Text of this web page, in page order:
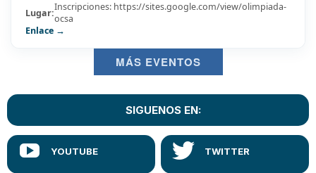
Lugar:Inscripciones: https://sites.google.com/view/olimpiada-
ocsa
Enlace →
MÁS EVENTOS
SIGUENOS EN: